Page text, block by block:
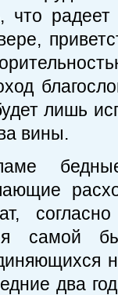
что
лишь
вины.
самой
два